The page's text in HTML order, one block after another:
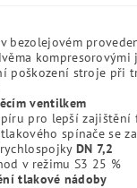
bezolejovém
poškození stroje při
ventilkem
pro lepší zajištění
spínače se
DN 7,2
v režimu S3 25 %
tlakové nádoby